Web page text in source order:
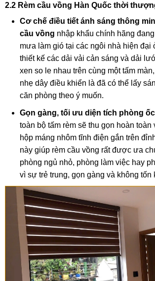
2.2 Rèm cầu vồng Hàn Quốc thời
Cơ chế điều tiết ánh sáng thông
cầu vồng nhập khẩu chính hãng
mưa làm gió tại các ngôi nhà hiện đại
thiết kế các dải vải cản sáng và dải
xen so le nhau trên cùng một tấm
nhẹ dây điều khiển là đã có thể lấy
căn phòng theo ý muốn.
Gọn gàng, tối ưu diện tích phòng
toàn bộ tấm rèm sẽ thu gọn hoàn toàn
hộp máng nhôm tĩnh điện gắn trên
này giúp rèm cầu vồng rất được ưa
phòng ngủ nhỏ, phòng làm việc hay
vì sự trẻ trung, gọn gàng và không tốn